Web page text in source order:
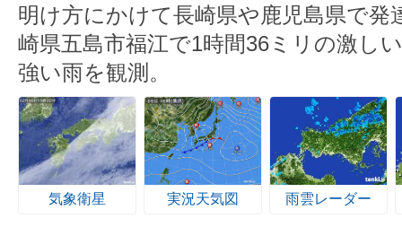
明け方にかけて長崎県や鹿児島県で
崎県五島市福江で1時間36ミリの激し
強い雨を観測。
気象衛星 実況天気図 雨雲レーダー